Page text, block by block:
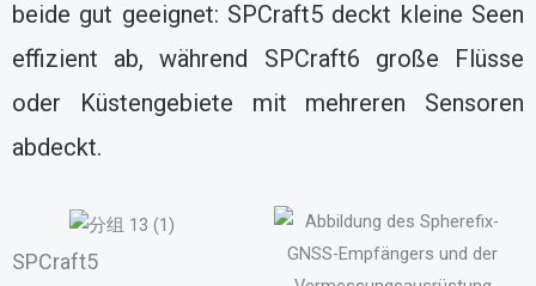
beide gut geeignet: SPCraft5 deckt kleine Seen
effizient ab, während SPCraft6 große Flüsse
oder Küstengebiete mit mehreren Sensoren
abdeckt.
SPCraft5